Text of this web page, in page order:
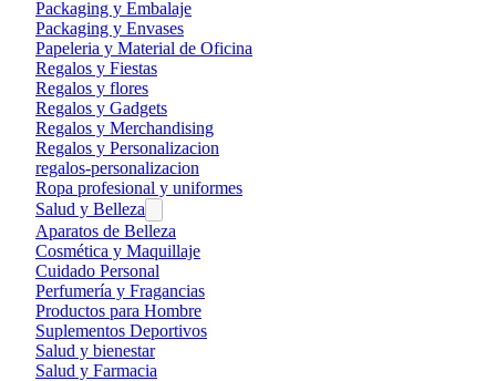
Packaging y Embalaje
Packaging y Envases
Papeleria y Material de Oficina
Regalos y Fiestas
Regalos y flores
Regalos y Gadgets
Regalos y Merchandising
Regalos y Personalizacion
regalos-personalizacion
Ropa profesional y uniformes
Salud y Belleza
Aparatos de Belleza
Cosmética y Maquillaje
Cuidado Personal
Perfumería y Fragancias
Productos para Hombre
Suplementos Deportivos
Salud y bienestar
Salud y Farmacia